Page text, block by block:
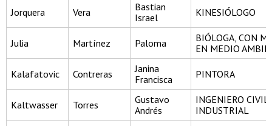
Jorquera Vera
Bastian
Israel
KINESIÓLOGO
Julia Martínez Paloma
BIÓLOGA, CON
EN MEDIO
Kalafatovic Contreras
Janina
Francisca
PINTORA
Kaltwasser Torres
Gustavo
Andrés
INGENIERO CIVIL
INDUSTRIAL